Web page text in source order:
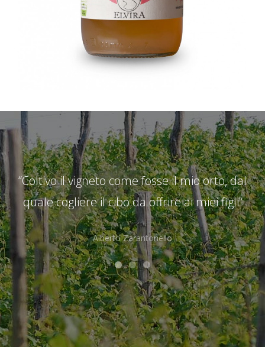
“Coltivo il vigneto come fosse il mio orto, dal
quale cogliere il cibo da offrire ai miei figli”
Alberto Zarantonello